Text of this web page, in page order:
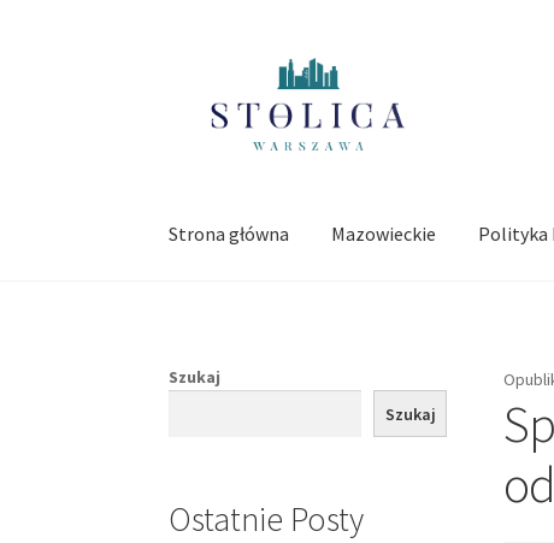
nawigacji
treści
Strona główna Mazowieckie Polityka
Szukaj
Szukaj
Ostatnie Posty